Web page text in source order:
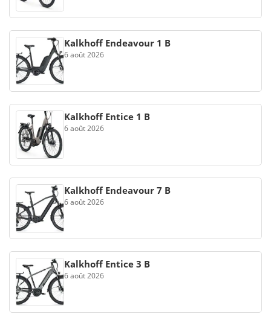
Kalkhoff Endeavour 1 B
6 août 2026
Kalkhoff Entice 1 B
6 août 2026
Kalkhoff Endeavour 7 B
6 août 2026
Kalkhoff Entice 3 B
6 août 2026